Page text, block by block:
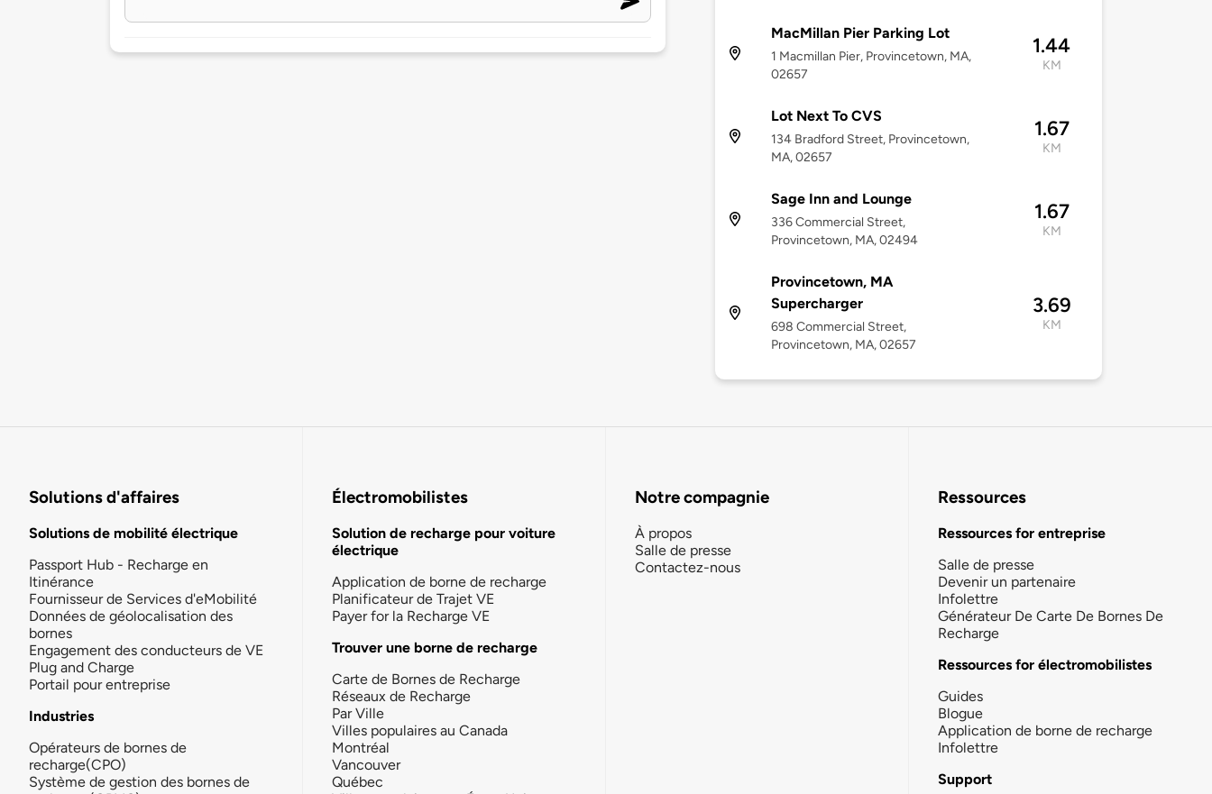
MacMillan Pier Parking Lot
1 Macmillan Pier, Provincetown, MA,
02657
1.44
KM
Lot Next To CVS
134 Bradford Street, Provincetown,
MA, 02657
1.67
KM
Sage Inn and Lounge
336 Commercial Street,
Provincetown, MA, 02494
1.67
KM
Provincetown, MA
Supercharger
698 Commercial Street,
Provincetown, MA, 02657
3.69
KM
Solutions d'affaires
Solutions de mobilité électrique
Passport Hub - Recharge en
Itinérance
Fournisseur de Services d'eMobilité
Données de géolocalisation des
bornes
Engagement des conducteurs de VE
Plug and Charge
Portail pour entreprise
Industries
Opérateurs de bornes de
recharge(CPO)
Système de gestion des bornes de
Électromobilistes
Solution de recharge pour voiture
électrique
Application de borne de recharge
Planificateur de Trajet VE
Payer for la Recharge VE
Trouver une borne de recharge
Carte de Bornes de Recharge
Réseaux de Recharge
Par Ville
Villes populaires au Canada
Montréal
Vancouver
Québec
Notre compagnie
À propos
Salle de presse
Contactez-nous
Ressources
Ressources for entreprise
Salle de presse
Devenir un partenaire
Infolettre
Générateur De Carte De Bornes De
Recharge
Ressources for électromobilistes
Guides
Blogue
Application de borne de recharge
Infolettre
Support